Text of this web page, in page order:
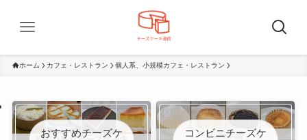
ホーム カフェ・レストラン 個人系、小規模カフェ・レストラン
おすすめチーズケ
コンビニチーズケ